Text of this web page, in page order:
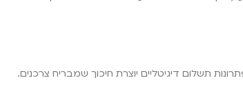
תשלום דיגיטליים יוצרת חיכוך שמבריח צרכנים.